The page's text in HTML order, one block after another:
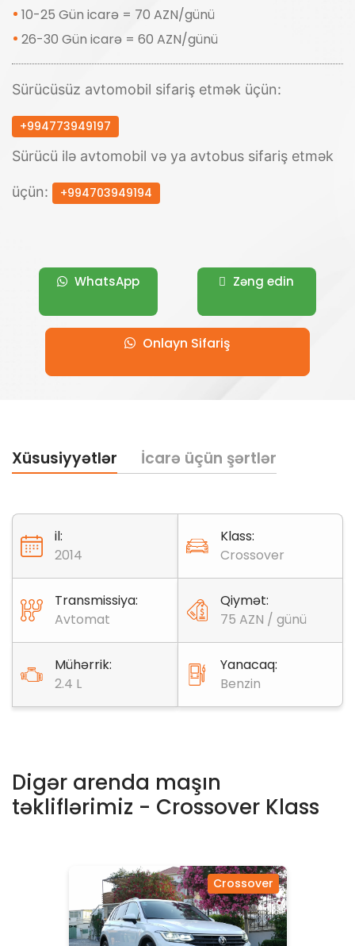
10-25 Gün icarə = 70 AZN/günü
26-30 Gün icarə = 60 AZN/günü
Sürücüsüz avtomobil sifariş etmək üçün:
+994773949197
Sürücü ilə avtomobil və ya avtobus sifariş etmək
üçün: +994703949194
WhatsApp Zəng edin
Onlayn Sifariş
Xüsusiyyətlər İcarə üçün şərtlər
il:
2014
Klass:
Crossover
Transmissiya:
Avtomat
Qiymət:
75 AZN / günü
Mühərrik:
2.4 L
Yanacaq:
Benzin
Digər arenda maşın
təkliflərimiz - Crossover Klass
Crossover